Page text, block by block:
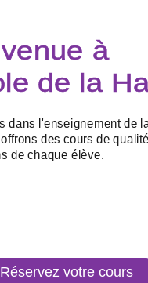
Réservez votre cours